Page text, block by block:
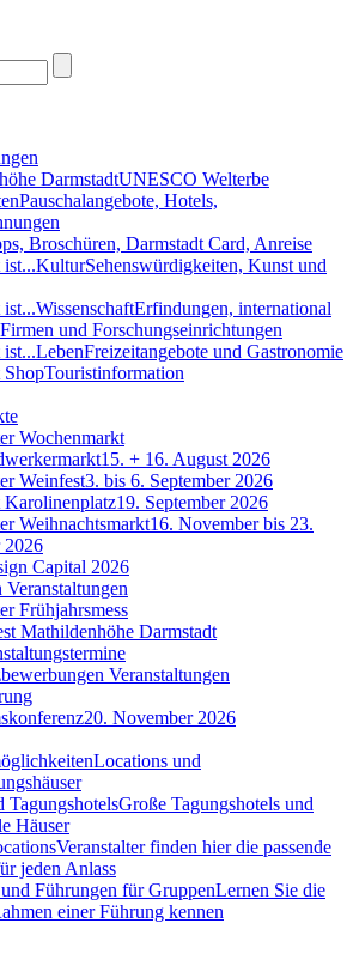
DarmstadtUNESCO Welterbe
Pauschalangebote, Hotels,
Broschüren, Darmstadt Card, Anreise
ist...KulturSehenswürdigkeiten, Kunst und
Erfindungen, international
und Forschungseinrichtungen
Freizeitangebote und Gastronomie
ShopTouristinformation
Wochenmarkt
15. + 16. August 2026
Weinfest3. bis 6. September 2026
Karolinenplatz19. September 2026
Weihnachtsmarkt16. November bis 23.
2026
Capital 2026
Frühjahrsmess
Mathildenhöhe Darmstadt
Veranstaltungen
20. November 2026
Locations und
TagungshotelsGroße Tagungshotels und
Häuser
Veranstalter finden hier die passende
jeden Anlass
Führungen für GruppenLernen Sie die
einer Führung kennen